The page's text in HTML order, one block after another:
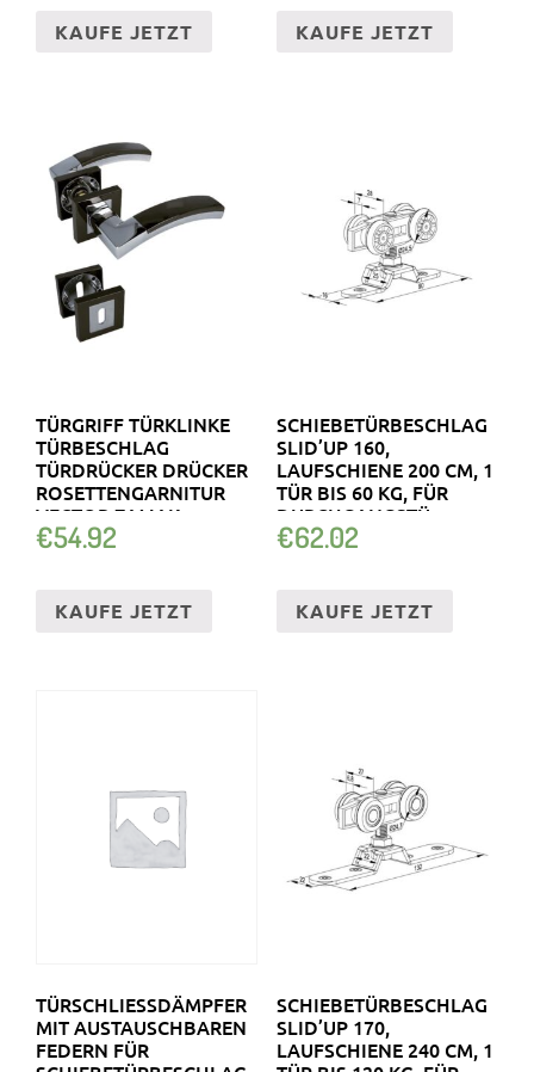
KAUFE JETZT KAUFE JETZT
TÜRGRIFF TÜRKLINKE
TÜRBESCHLAG
TÜRDRÜCKER DRÜCKER
ROSETTENGARNITUR
VECTOR ZAMAK
€54.92
KAUFE JETZT
SCHIEBETÜRBESCHLAG
SLID’UP 160,
LAUFSCHIENE 200 CM, 1
TÜR BIS 60 KG, FÜR
DURCHGANGSTÜ
€62.02
KAUFE JETZT
TÜRSCHLIESSDÄMPFER M
IT AUSTAUSCHBAREN F
EDERN FÜR S
SCHIEBETÜRBESCHLAG
SLID’UP 170,
LAUFSCHIENE 240 CM, 1